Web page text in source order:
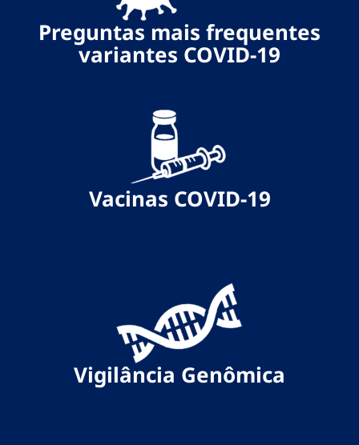
Preguntas mais frequentes
variantes COVID-19
Vacinas COVID-19
Vigilância Genômica